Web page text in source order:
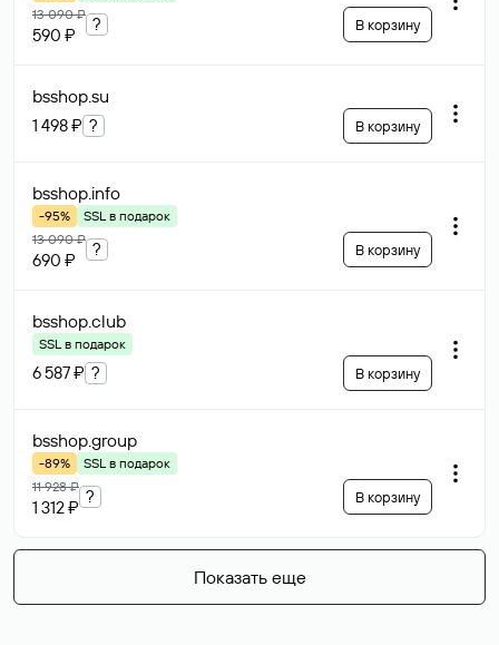
13 090 ₽
590 ₽
? В корзину
bsshop.su
1 498 ₽ ? В корзину
bsshop.info
-95%
SSL в подарок
13 090 ₽
690 ₽
? В корзину
bsshop.club
SSL в подарок
6 587 ₽ ? В корзину
bsshop.group
-89%
SSL в подарок
11 928 ₽
1 312 ₽
? В корзину
Показать еще